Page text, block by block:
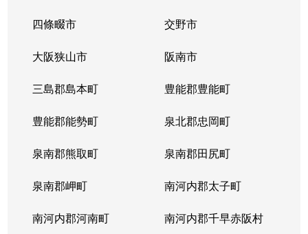
四條畷市 交野市
大阪狭山市 阪南市
三島郡島本町 豊能郡豊能町
豊能郡能勢町 泉北郡忠岡町
泉南郡熊取町 泉南郡田尻町
泉南郡岬町 南河内郡太子町
南河内郡河南町 南河内郡千早赤阪村